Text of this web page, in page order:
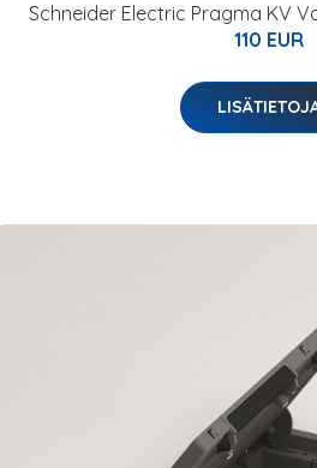
Schneider Electric Pragma KV
110 EUR